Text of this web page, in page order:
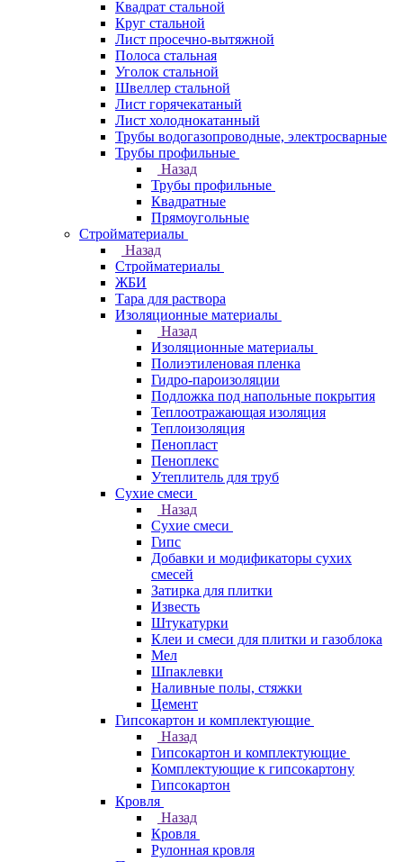
Квадрат стальной
Круг стальной
Лист просечно-вытяжной
Полоса стальная
Уголок стальной
Швеллер стальной
Лист горячекатаный
Лист холоднокатанный
Трубы водогазопроводные, электросварные
Трубы профильные
Назад
Трубы профильные
Квадратные
Прямоугольные
Стройматериалы
Назад
Стройматериалы
ЖБИ
Тара для раствора
Изоляционные материалы
Назад
Изоляционные материалы
Полиэтиленовая пленка
Гидро-пароизоляции
Подложка под напольные покрытия
Теплоотражающая изоляция
Теплоизоляция
Пенопласт
Пеноплекс
Утеплитель для труб
Сухие смеси
Назад
Сухие смеси
Гипс
Добавки и модификаторы сухих
смесей
Затирка для плитки
Известь
Штукатурки
Клеи и смеси для плитки и газоблока
Мел
Шпаклевки
Наливные полы, стяжки
Цемент
Гипсокартон и комплектующие
Назад
Гипсокартон и комплектующие
Комплектующие к гипсокартону
Гипсокартон
Кровля
Назад
Кровля
Рулонная кровля